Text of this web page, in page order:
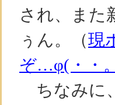
され、また
ぅん。（現
ぞ…φ(・・
ちなみに